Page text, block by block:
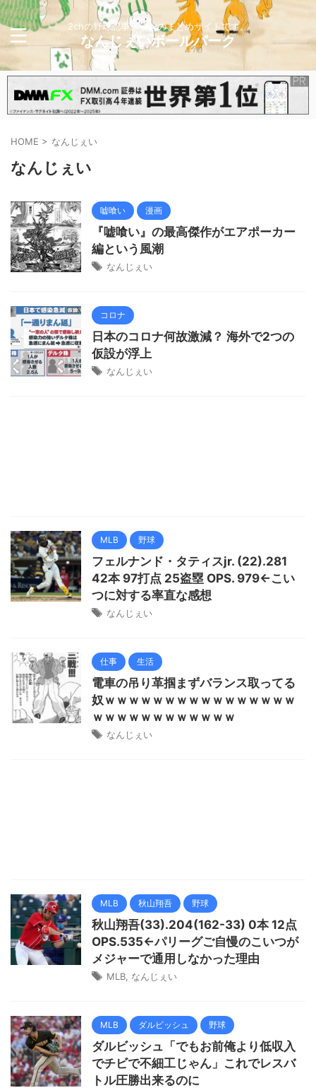
2chの野球記事メインのまとめサイトです。
なんじぇいボールパーク
HOME > なんじぇい
なんじぇい
嘘喰い 漫画
『嘘喰い』の最高傑作がエアポーカー
編という風潮
なんじぇい
コロナ
日本のコロナ何故激減？ 海外で2つの
仮設が浮上
なんじぇい
MLB 野球
フェルナンド・タティスjr. (22).281
42本 97打点 25盗塁 OPS. 979←こい
つに対する率直な感想
なんじぇい
仕事 生活
電車の吊り革掴まずバランス取ってる
奴ｗｗｗｗｗｗｗｗｗｗｗｗｗｗｗｗ
ｗｗｗｗｗｗｗｗｗｗｗｗ
なんじぇい
MLB 秋山翔吾 野球
秋山翔吾(33).204(162-33) 0本 12点
OPS.535←パリーグご自慢のこいつが
メジャーで通用しなかった理由
MLB なんじぇい
MLB ダルビッシュ 野球
ダルビッシュ「でもお前俺より低収入
でチビで不細工じゃん」これでレスバ
トル圧勝出来るのに